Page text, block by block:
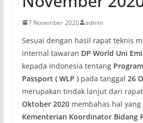
7 November 2020 admin
Sesuai dengan hasil rapat teknis
internal tawaran DP World Uni
kepada Indonesia tentang
Passport ( WLP )pada tanggal 26
merupakan tindak lanjut dari
Oktober 2020membahas hal yang
Kementerian Koordinator Bidang